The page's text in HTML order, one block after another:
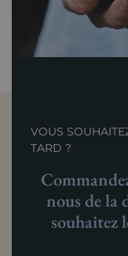
VOUS
TARD ?
nous de la
souhaitez